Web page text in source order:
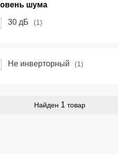
шума
30 дБ (1)
Не инверторный (1)
Найден 1 товар